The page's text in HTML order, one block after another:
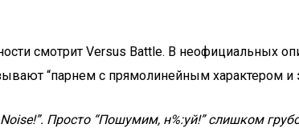
смотрит Versus Battle. В неофициальных
“парнем с прямолинейным характером и
Просто “Пошумим, н%:уй!” слишком